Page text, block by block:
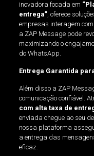
inovadora focada em
entrega”, oferece
empresas interagem
a ZAP Message pode
maximizando o
do WhatsApp.
Entrega Garantida
Além disso a ZAP
comunicação confiável.
com alta taxa de
enviada chegue ao seu
nossa plataforma
a entrega das
eficaz.